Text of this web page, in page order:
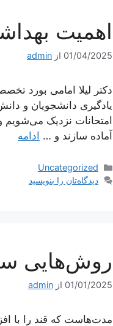
اهمیت
01/04/2025 از admin
دکتر لیلا امامی بورد
یادگیری دانشجویان و
امتحانات نزدیک می‌شویم
آماده سازند و … ادامه
دسته‌ها
Uncategorized
دیدگاه‌تان را بنویسید
روش‌هایی
01/01/2025 از admin
مدت‌هاست که قند را با